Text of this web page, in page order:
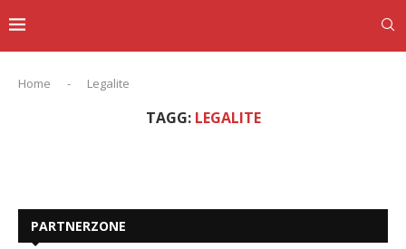
Home - Legalite
TAGG: LEGALITE
PARTNERZONE